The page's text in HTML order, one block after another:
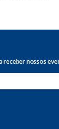
receber nossos